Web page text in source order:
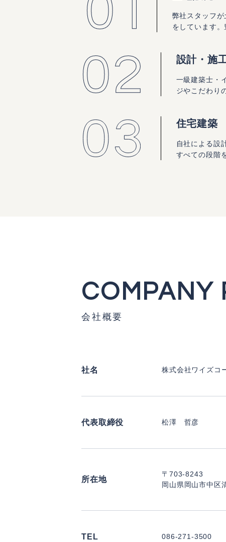
弊社スタッフ
をしています
設計・施
一級建築士・
ジやこだわり
住宅建築
自社による設
すべての段階
COMPANY
会社概要
社名 株式会社ワイズコ
代表取締役 松澤 哲彦
所在地
〒703-8243
岡山県岡山市中区
TEL 086-271-3500